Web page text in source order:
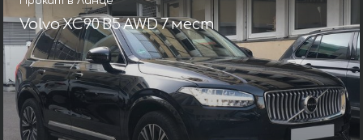
Volvo XC90 B5 AWD 7 мест